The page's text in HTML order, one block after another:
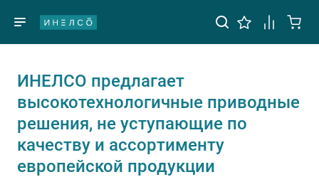
ИНЕЛСО предлагает
высокотехнологичные приводные
решения, не уступающие по
качеству и ассортименту
европейской продукции